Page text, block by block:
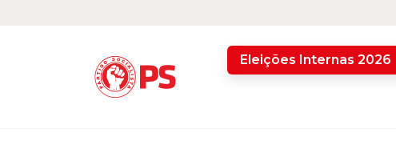
Eleições Internas 2026